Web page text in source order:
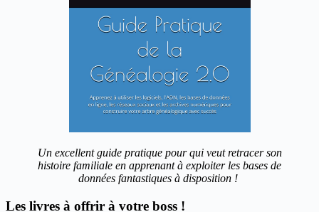
Un excellent guide pratique pour qui veut retracer son
histoire familiale en apprenant à exploiter les bases de
données fantastiques à disposition !
Les livres à offrir à votre boss !